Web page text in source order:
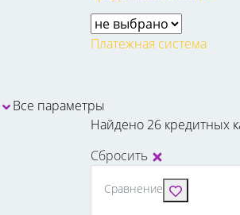
Платежная система
Все параметры
Найдено 26 кредитных
Сбросить
Сравнение